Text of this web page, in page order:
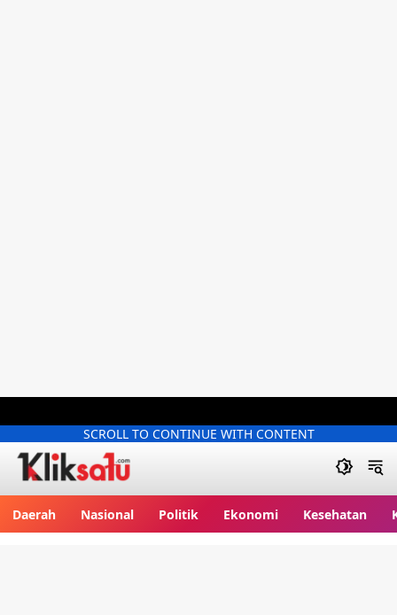
SCROLL TO CONTINUE WITH CONTENT
Daerah Nasional Politik Ekonomi Kesehatan